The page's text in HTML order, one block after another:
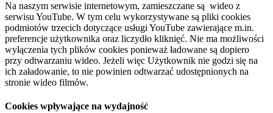
Na naszym serwisie internetowym, zamieszczane są wideo z
serwisu YouTube. W tym celu wykorzystywane są pliki cookies
podmiotów trzecich dotyczące usługi YouTube zawierające m.in.
preferencje użytkownika oraz liczydło kliknięć. Nie ma możliwości
wyłączenia tych plików cookies ponieważ ładowane są dopiero
przy odtwarzaniu wideo. Jeżeli więc Użytkownik nie godzi się na
ich załadowanie, to nie powinien odtwarzać udostępnionych na
stronie wideo filmów.
Cookies wpływające na wydajność